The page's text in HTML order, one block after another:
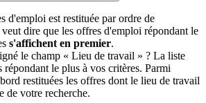
d'emploi est restituée par ordre de
dire que les offres d'emploi répondant le
s'affichent en premier.
le champ « Lieu de travail » ? La liste
répondant le plus à vos critères. Parmi
restituées les offres dont le lieu de travail
de votre recherche.